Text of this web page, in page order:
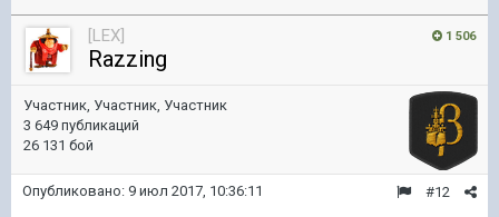
1 506
[LEX]
Razzing
Участник, Участник, Участник
3 649 публикаций
26 131 бой
#12
Опубликовано: 9 июл 2017, 10:36:11